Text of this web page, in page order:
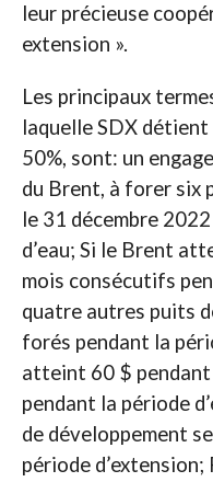
leur précieuse
extension ».
Les principaux
laquelle SDX
50%, sont: un
du Brent, à forer six
le 31 décembre
d’eau; Si le Brent
mois consécutifs
quatre autres puits
forés pendant la
atteint 60 $
pendant la période
de développement
période d’extension;